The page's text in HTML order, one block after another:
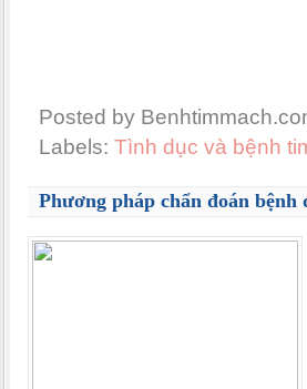
Posted by
Labels: Tình dục và bệnh
Phương pháp chẩn đoán bệnh